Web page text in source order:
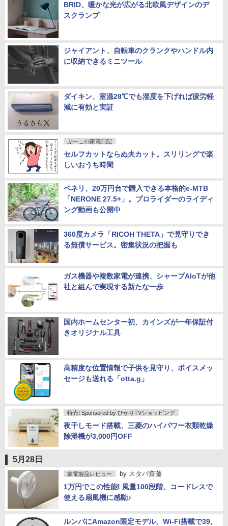
BRID、暖かな光が広がる北欧風デザインのデ
スクランプ
ジャイアント、自転車のクランクやハンドル内
に収納できるミニツール
ダイキン、室温28℃でも湿度を下げれば疲労軽
減に有効と実証
ぷーこの家電日記
セルフカットならぬ夫カット。スリリングで楽
しいおうち時間
ベネリ、20万円台で購入できる本格的e-MTB
「NERONE 27.5+」。プロライダーのライディ
ング動画も公開中
360度カメラ「RICOH THETA」で見守りでき
る無償サービス。密集状況の把握も
ガス機器や複数家電が連携、シャープAIoTが他
社と組んで実現する新たな一歩
国内ホームセンター初、カインズが一年保証付
きオリジナル工具
高精度な位置情報で子供を見守り、ボイスメッ
セージも送れる「otta.g」
特売! Sponsored by ひかりTVショッピング
夜干しモード搭載、三菱のハイパワー衣類乾燥
除湿機が3,000円OFF
5月28日
家電製品レビュー by スタパ齋藤
1万円でこの性能! 風量100段階、コードレスで
使える扇風機に感動♪
ルンバにAmazon限定モデル、Wi-Fi搭載で39,